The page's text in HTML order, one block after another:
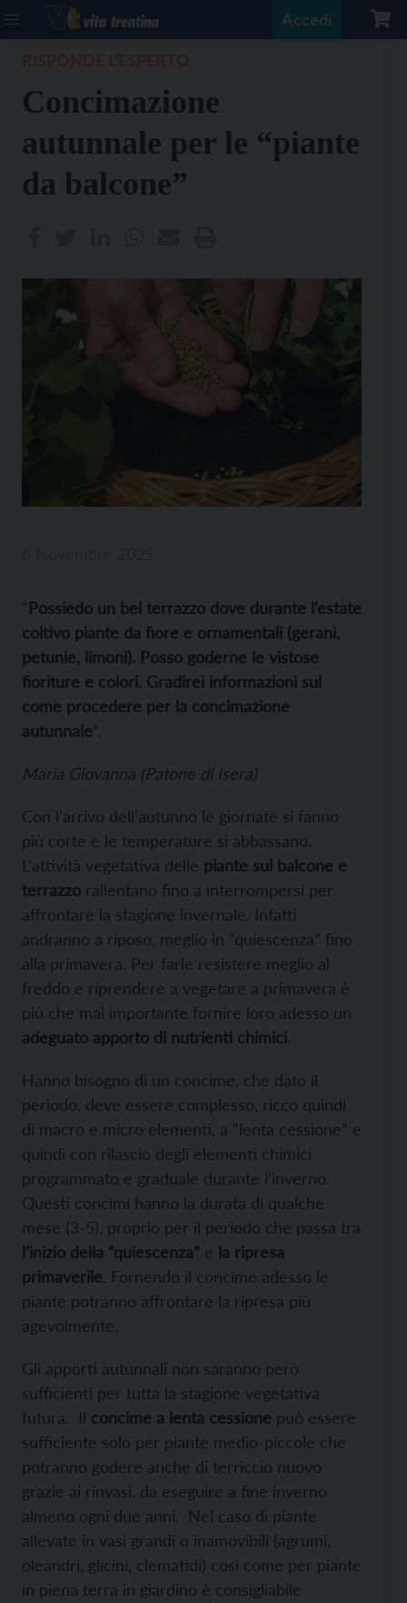
Accedi
Concimazione
autunnale per le “piante
da balcone”
“Possiedo un bel terrazzo dove durante l’estate
coltivo piante da fiore e ornamentali (gerani,
petunie, limoni). Posso goderne le vistose
fioriture e colori. Gradirei informazioni sul
come procedere per la concimazione
autunnale”.
Maria Giovanna (Patone di Isera)
Con l’arrivo dell’autunno le giornate si fanno
più corte e le temperature si abbassano.
L’attività vegetativa delle piante sul balcone e
terrazzo rallentano fino a interrompersi per
affrontare la stagione invernale. Infatti
andranno a riposo, meglio in “quiescenza” fino
alla primavera. Per farle resistere meglio al
freddo e riprendere a vegetare a primavera è
più che mai importante fornire loro adesso un
adeguato apporto di nutrienti chimici.
Hanno bisogno di un concime, che dato il
periodo, deve essere complesso, ricco quindi
di macro e micro elementi, a “lenta cessione” e
quindi con rilascio degli elementi chimici
programmato e graduale durante l’inverno.
Questi concimi hanno la durata di qualche
mese (3-5), proprio per il periodo che passa tra
l’inizio della “quiescenza” e la ripresa
primaverile. Fornendo il concime adesso le
piante potranno affrontare la ripresa più
agevolmente.
Gli apporti autunnali non saranno però
sufficienti per tutta la stagione vegetativa
futura. Il concime a lenta cessione può essere
sufficiente solo per piante medio-piccole che
potranno godere anche di terriccio nuovo
grazie ai rinvasi, da eseguire a fine inverno
almeno ogni due anni. Nel caso di piante
allevate in vasi grandi o inamovibili (agrumi,
oleandri, glicini, clematidi) così come per piante
in piena terra in giardino è consigliabile